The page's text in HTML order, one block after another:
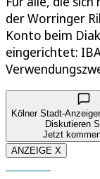
der Worringer
Konto beim
eingerichtet:
Kölner Stadt-
Diskutieren
Jetzt
ANZEIGE X